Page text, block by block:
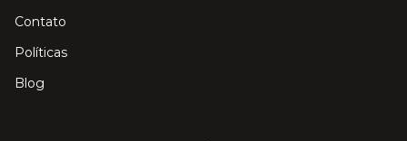
Contato
Políticas
Blog